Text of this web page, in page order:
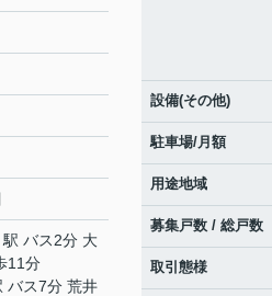
駅 バス2分 大
11分
バス7分 荒井
設備(その他)
駐車場/月額
用途地域
募集戸数 / 総戸数
取引態様